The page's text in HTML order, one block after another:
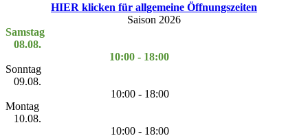
HIER klicken für allgemeine Öffnungszeiten
Saison 2026
Samstag
08.08.
10:00 - 18:00
Sonntag
09.08.
10:00 - 18:00
Montag
10.08.
10:00 - 18:00